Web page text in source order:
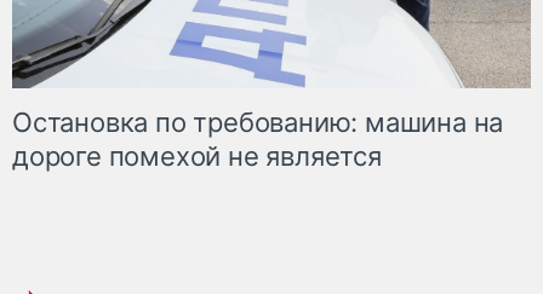
Остановка по требованию: машина на
дороге помехой не является